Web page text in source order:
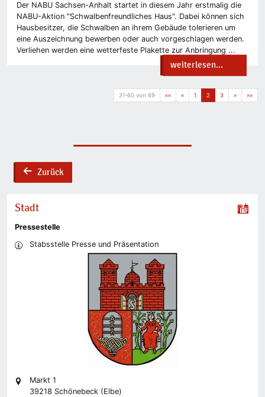
Der NABU Sachsen-Anhalt startet in diesem Jahr erstmalig die
NABU-Aktion "Schwalbenfreundliches Haus". Dabei können sich
Hausbesitzer, die Schwalben an ihrem Gebäude tolerieren um
eine Auszeichnung bewerben oder auch vorgeschlagen werden.
Verliehen werden eine wetterfeste Plakette zur Anbringung ...
weiterlesen...
31-60 von 69 «« « 1 2 3 » »»
backZurück
Stadt
Pressestelle
Stabsstelle Presse und Präsentation
Markt 1
39218 Schönebeck (Elbe)